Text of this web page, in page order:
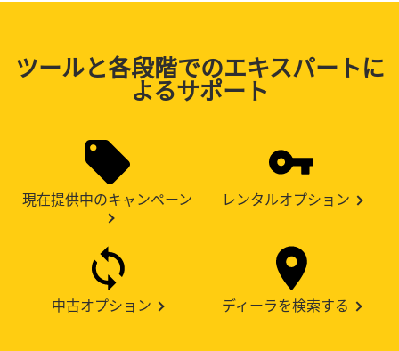
ツールと各段階でのエキスパートに
よるサポート
現在提供中のキャンペーン レンタルオプション
中古オプション ディーラを検索する